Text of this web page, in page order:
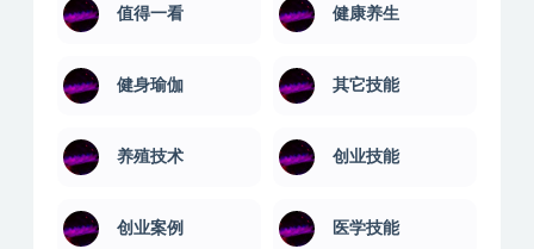
值得一看 健康养生
健身瑜伽 其它技能
养殖技术 创业技能
创业案例 医学技能